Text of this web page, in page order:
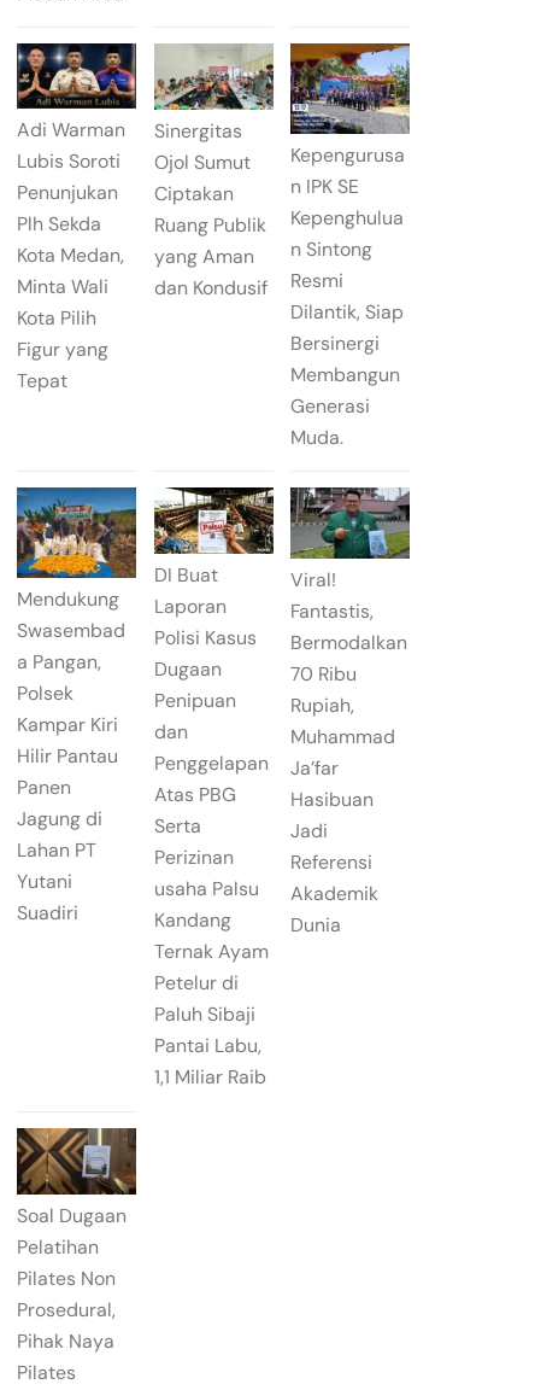
Adi Warman
Lubis Soroti
Penunjukan
Plh Sekda
Kota Medan,
Minta Wali
Kota Pilih
Figur yang
Tepat
Sinergitas
Ojol Sumut
Ciptakan
Ruang Publik
yang Aman
dan Kondusif
Kepengurusa
n IPK SE
Kepenghulua
n Sintong
Resmi
Dilantik, Siap
Bersinergi
Membangun
Generasi
Muda.
Mendukung
Swasembad
a Pangan,
Polsek
Kampar Kiri
Hilir Pantau
Panen
Jagung di
Lahan PT
Yutani
Suadiri
DI Buat
Laporan
Polisi Kasus
Dugaan
Penipuan
dan
Penggelapan
Atas PBG
Serta
Perizinan
usaha Palsu
Kandang
Ternak Ayam
Petelur di
Paluh Sibaji
Pantai Labu,
1,1 Miliar Raib
Viral!
Fantastis,
Bermodalkan
70 Ribu
Rupiah,
Muhammad
Ja’far
Hasibuan
Jadi
Referensi
Akademik
Dunia
Soal Dugaan
Pelatihan
Pilates Non
Prosedural,
Pihak Naya
Pilates